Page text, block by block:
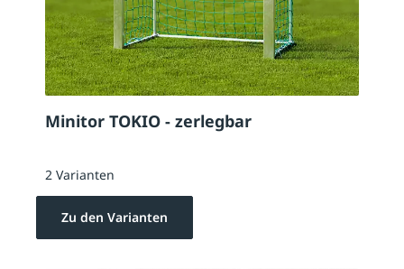
Minitor TOKIO - zerlegbar
2 Varianten
Zu den Varianten